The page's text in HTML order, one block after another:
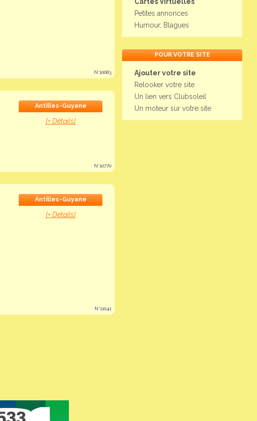
N°10083
Antilles-Guyane
[+ Détails]
N°10770
Antilles-Guyane
[+ Détails]
N°11041
Petites annonces
Humour, Blagues
POUR VOTRE SITE
Ajouter votre site
Relooker votre site
Un lien vers Clubsoleil
Un moteur sur votre site